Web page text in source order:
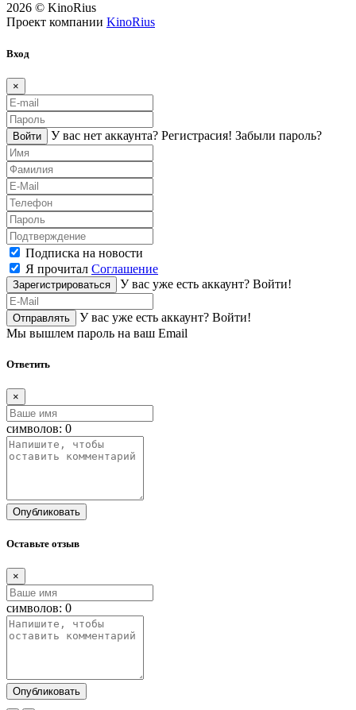
2026 © KinoRius
Проект компании KinoRius
Вход
×
Войти У вас нет аккаунта? Регистраcия! Забыли пароль?
Подписка на новости
Я прочитал Соглашение
Зарегистрироваться У вас уже есть аккаунт? Войти!
Отправлять У вас уже есть аккаунт? Войти!
Мы вышлем пароль на ваш Email
Ответить
×
символов: 0
Опубликовать
Оставьте отзыв
×
символов: 0
Опубликовать